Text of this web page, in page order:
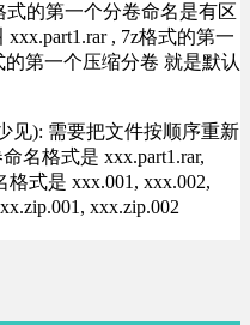
的第一个分卷命名是有区
, 7z格式的第一
第一个压缩分卷 就是默认
见): 需要把文件按顺序重新
名格式是 xxx.part1.rar,
格式是 xxx.001, xxx.002,
xxx.zip.002